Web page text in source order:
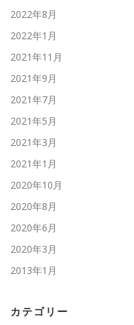
2022年8月
2022年1月
2021年11月
2021年9月
2021年7月
2021年5月
2021年3月
2021年1月
2020年10月
2020年8月
2020年6月
2020年3月
2013年1月
カテゴリー